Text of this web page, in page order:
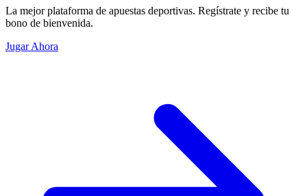
La mejor plataforma de apuestas deportivas. Regístrate y recibe tu
bono de bienvenida.
Jugar Ahora